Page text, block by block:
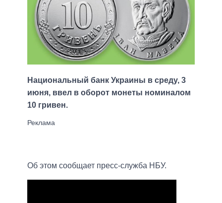
Национальный банк Украины в среду, 3
июня, ввел в оборот монеты номиналом
10 гривен.
Об этом сообщает пресс-служба НБУ.